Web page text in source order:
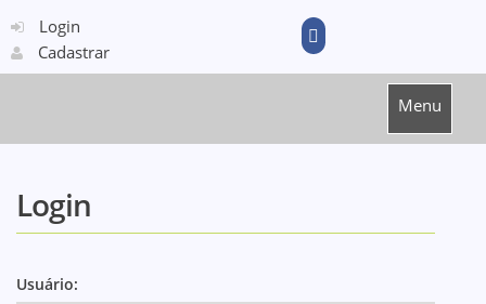
Login
Cadastrar
Menu
Login
Usuário: